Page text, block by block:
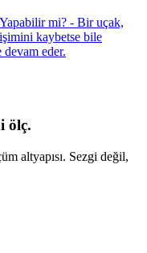
mi? - Bir uçak,
kaybetse bile
eder.
ölç.
altyapısı. Sezgi değil,